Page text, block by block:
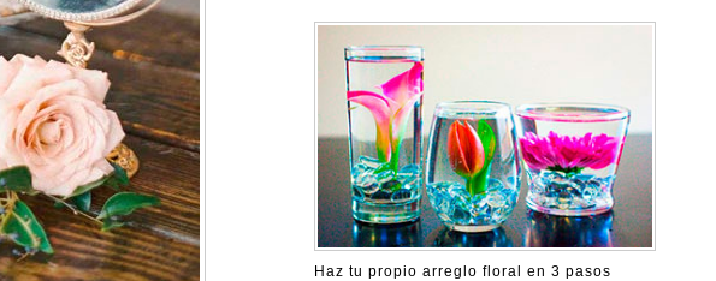
Haz tu propio arreglo floral en 3 pasos